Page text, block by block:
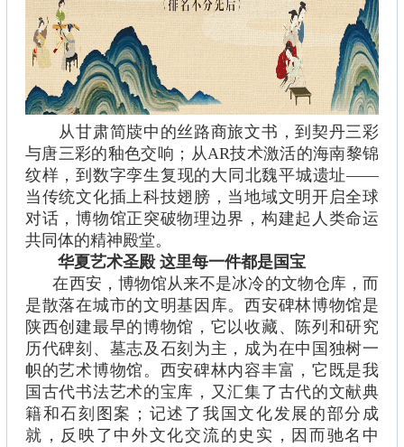
从甘肃简牍中的丝路商旅文书，到契丹三彩
与唐三彩的釉色交响；从AR技术激活的海南黎锦
纹样，到数字孪生复现的大同北魏平城遗址——
当传统文化插上科技翅膀，当地域文明开启全球
对话，博物馆正突破物理边界，构建起人类命运
共同体的精神殿堂。
华夏艺术圣殿 这里每一件都是国宝
在西安，博物馆从来不是冰冷的文物仓库，而
是散落在城市的文明基因库。西安碑林博物馆是
陕西创建最早的博物馆，它以收藏、陈列和研究
历代碑刻、墓志及石刻为主，成为在中国独树一
帜的艺术博物馆。西安碑林内容丰富，它既是我
国古代书法艺术的宝库，又汇集了古代的文献典
籍和石刻图案；记述了我国文化发展的部分成
就，反映了中外文化交流的史实，因而驰名中